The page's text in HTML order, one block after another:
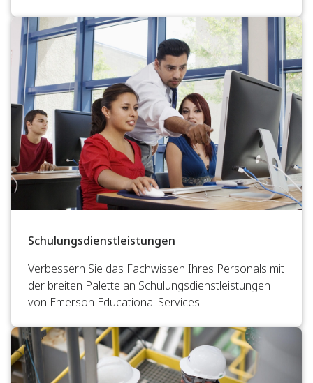
Schulungsdienstleistungen
Verbessern Sie das Fachwissen Ihres Personals mit
der breiten Palette an Schulungsdienstleistungen
von Emerson Educational Services.